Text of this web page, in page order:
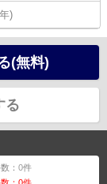
)
(無料)
る
：0件